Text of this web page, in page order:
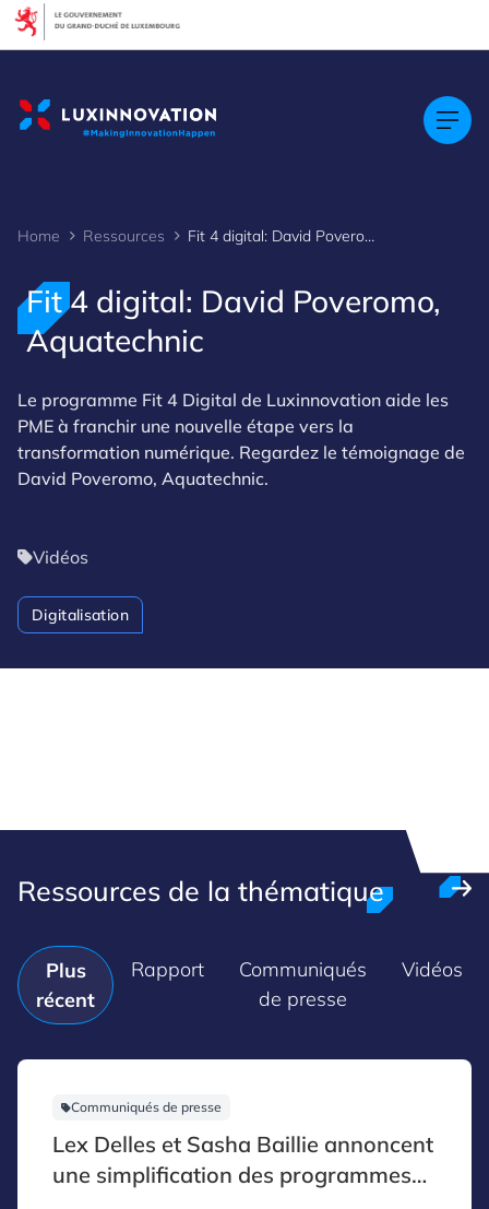
Home Ressources Fit 4 digital: David Poveromo, Aquatechnic
Fit 4 digital: David Poveromo,
Aquatechnic
Le programme Fit 4 Digital de Luxinnovation aide les
PME à franchir une nouvelle étape vers la
transformation numérique. Regardez le témoignage de
David Poveromo, Aquatechnic.
Vidéos
Digitalisation
Ressources de la thématique
Plus
récent
Rapport
Communiqués
de presse
Vidéos
Communiqués de presse
Lex Delles et Sasha Baillie annoncent
une simplification des programmes
Cookies management panel